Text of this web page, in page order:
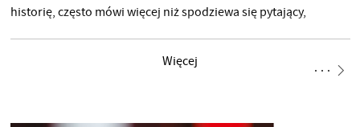
historię, często mówi więcej niż spodziewa się pytający,
i ona przystępują do tańca, w którym są jednością i nie sposób
Więcej